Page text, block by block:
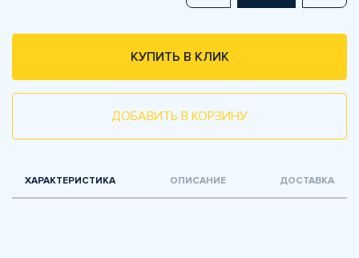
КУПИТЬ В КЛИК
ДОБАВИТЬ В КОРЗИНУ
ХАРАКТЕРИСТИКА ОПИСАНИЕ ДОСТАВКА